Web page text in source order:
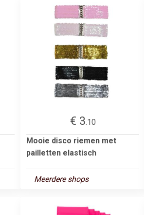
€ 3.10
Mooie disco riemen met
pailletten elastisch
Meerdere shops